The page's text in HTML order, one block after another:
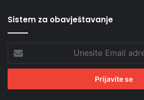
Sistem za obavještavanje
Email
adresu